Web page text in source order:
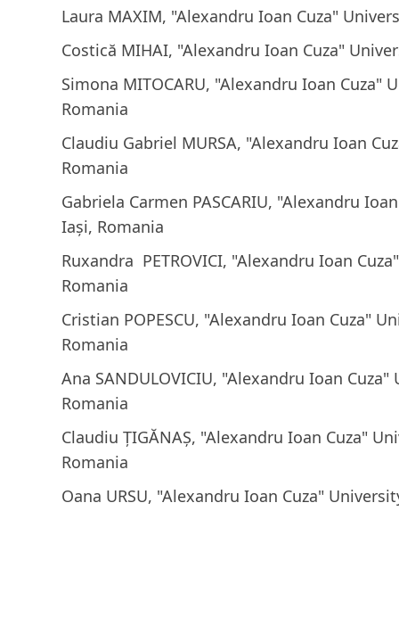
Laura MAXIM, "Alexandru Ioan Cuza"
Costică MIHAI, "Alexandru Ioan Cuza"
Simona MITOCARU, "Alexandru Ioan Cuza"
Romania
Claudiu Gabriel MURSA, "Alexandru Ioan
Romania
Gabriela Carmen PASCARIU, "Alexandru
Iași, Romania
Ruxandra PETROVICI, "Alexandru Ioan
Romania
Cristian POPESCU, "Alexandru Ioan Cuza"
Romania
Ana SANDULOVICIU, "Alexandru Ioan
Romania
Claudiu ȚIGĂNAȘ, "Alexandru Ioan Cuza"
Romania
Oana URSU, "Alexandru Ioan Cuza"